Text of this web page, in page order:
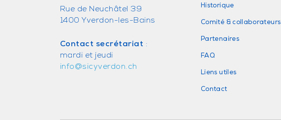
Rue de Neuchâtel 39
1400 Yverdon-les-Bains
Contact secrétariat :
mardi et jeudi
info@sicyverdon.ch
Historique
Comité & collaborateurs
Partenaires
FAQ
Liens utiles
Contact